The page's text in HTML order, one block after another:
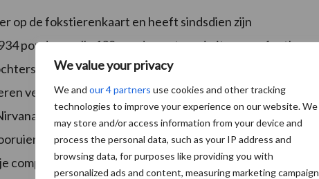
We value your privacy
We and our 4 partners use cookies and other tracking
technologies to improve your experience on our website. We
may store and/or access information from your device and
process the personal data, such as your IP address and
browsing data, for purposes like providing you with
personalized ads and content, measuring marketing campaign
op de fokstierenkaart en heeft sindsdien zijn
ponden melk, 138 ponden vet en eiwit en een foutloze
met een winstgevende en een probleemloze
veel en gemakkelijk. Ook in zijn exterieurcijfers laat de
tonen veel balans in het frame en
en een breed en hoog achteruier. Zijn goed
compleet.